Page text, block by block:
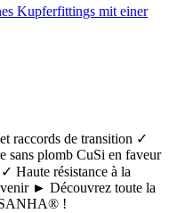
raccords de transition ✓
sans plomb CuSi en faveur
Haute résistance à la
► Découvrez toute la
SANHA® !